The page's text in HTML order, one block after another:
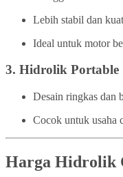
Lebih stabil dan kuat
Ideal untuk motor
3. Hidrolik Portable
Desain ringkas dan
Cocok untuk usaha
Harga Hidrolik